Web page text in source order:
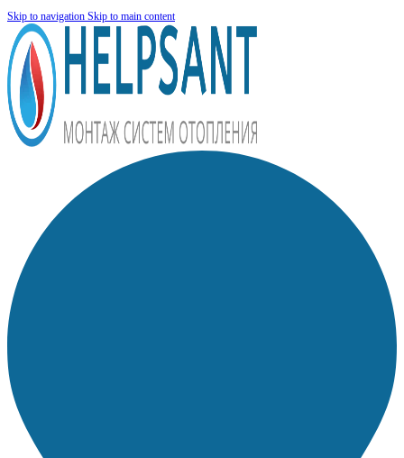
Skip to navigation Skip to main content